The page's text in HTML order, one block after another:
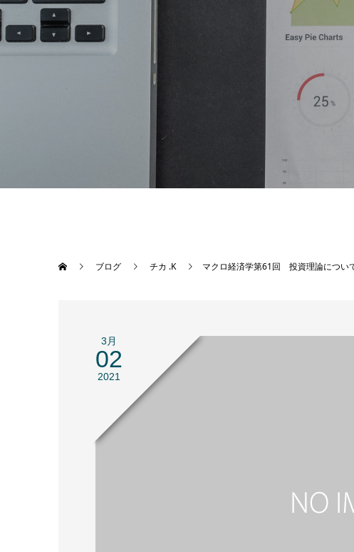
ブログ チカ .K マクロ経済学第61回 投資理論につい
3月
02
2021